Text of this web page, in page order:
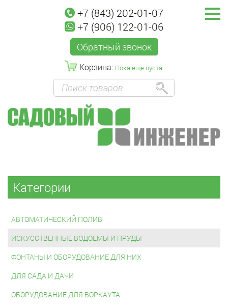
+7 (843) 202-01-07
+7 (906) 122-01-06
Обратный звонок
Корзина: Пока еще пуста
Категории
АВТОМАТИЧЕСКИЙ ПОЛИВ
ИСКУССТВЕННЫЕ ВОДОЕМЫ И ПРУДЫ
ФОНТАНЫ И ОБОРУДОВАНИЕ ДЛЯ НИХ
ДЛЯ САДА И ДАЧИ
ОБОРУДОВАНИЕ ДЛЯ ВОРКАУТА